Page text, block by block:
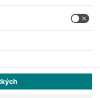
remeslá, obchod a
profesionálnej alebo